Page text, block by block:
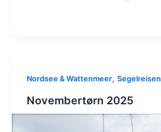
Nordsee & Wattenmeer, Segelreisen
Novembertørn 2025